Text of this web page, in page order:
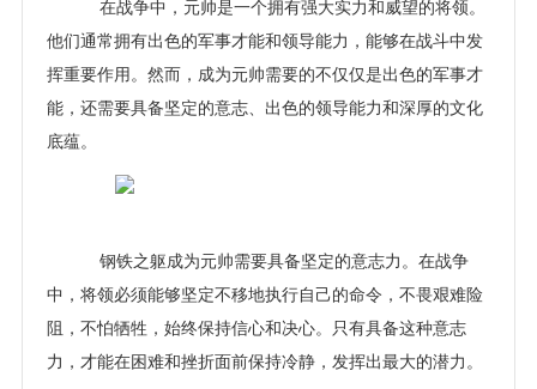
在战争中，元帅是一个拥有强大实力和威望的将领。
他们通常拥有出色的军事才能和领导能力，能够在战斗中发
挥重要作用。然而，成为元帅需要的不仅仅是出色的军事才
能，还需要具备坚定的意志、出色的领导能力和深厚的文化
底蕴。
钢铁之躯成为元帅需要具备坚定的意志力。在战争
中，将领必须能够坚定不移地执行自己的命令，不畏艰难险
阻，不怕牺牲，始终保持信心和决心。只有具备这种意志
力，才能在困难和挫折面前保持冷静，发挥出最大的潜力。